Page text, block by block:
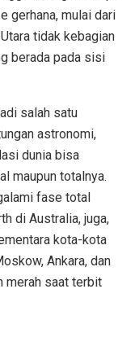
gerhana, mulai dari
tidak kebagian
berada pada sisi
salah satu
astronomi,
dunia bisa
maupun totalnya.
fase total
di Australia, juga,
kota-kota
Ankara, dan
merah saat terbit